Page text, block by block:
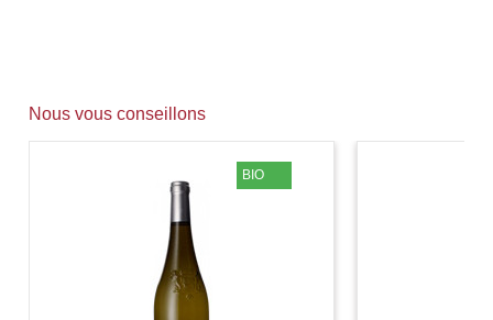
Nous vous conseillons
BIO